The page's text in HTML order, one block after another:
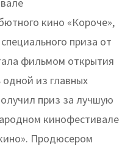
кино «Короче»,
приза от
фильмом открытия
из главных
приз за лучшую
кинофестивале
Продюсером